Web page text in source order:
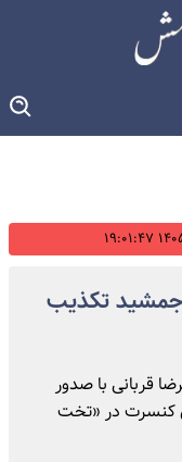
جمشید تکذیب
قربانی با صدور
کنسرت در «تخت